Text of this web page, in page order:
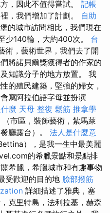
，因此不值得嘗試。 記帳
，我們增加了計劃。 自助
的城市訪問相比，我們現在
少140輪，大約400次。 台
術，藝術世界，我們去了開
將諾貝爾獎獲得者的作家的
知識分子的地方放置。 我
的殖民建築，堅強的婦女，
寫阿拉伯語字母並扮演
麼 天母 整復 鬆筋 推拿學
（市區，裝飾藝術，紮馬萊
廳露台）。 法人是什麼意
），是我一生中最美麗
的希臘景點和景點排
希臘，希臘城市和有趣事物
受歡迎的目的地 臉部撥筋
詳細描述了雅典，塞
克里特島，法利拉基，赫森